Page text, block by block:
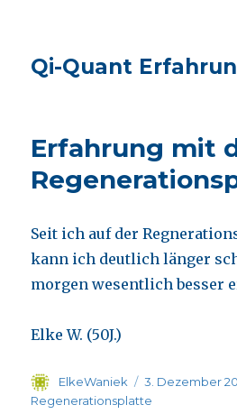
Qi-Quant
Erfahrung mit
Seit ich auf der
kann ich deutlich länger
morgen wesentlich besser
Elke W. (50J.)
Autor
ElkeWaniek
Veröffentlicht
am
3. Dezember
Regenerationsplatte